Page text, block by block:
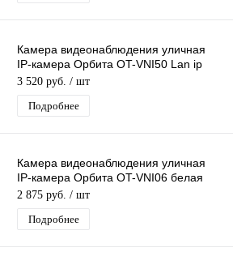
Камера видеонаблюдения уличная
IP-камера Орбита OT-VNI50 Lan ip
камера 2 Mpix 2,8 мм для дома и др
3 520 руб. / шт
Подробнее
Камера видеонаблюдения уличная
IP-камера Орбита OT-VNI06 белая
Lan видеокамера 4 Mpix 3,6мм
металл
2 875 руб. / шт
Подробнее